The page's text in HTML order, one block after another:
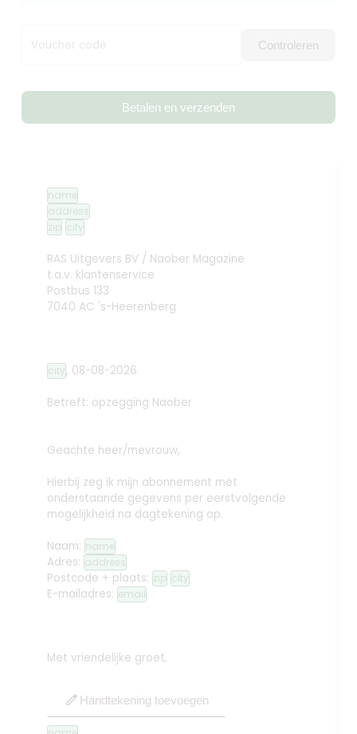
Voucher code Controleren
Betalen en verzenden
name
address
zip city
RAS Uitgevers BV / Naober Magazine
t.a.v. klantenservice
Postbus 133
7040 AC 's-Heerenberg
city, 08-08-2026
Betreft: opzegging Naober
Geachte heer/mevrouw,
Hierbij zeg ik mijn abonnement met
onderstaande gegevens per eerstvolgende
mogelijkheid na dagtekening op.
Naam: name
Adres: address
Postcode + plaats: zip city
E-mailadres: email
Met vriendelijke groet,
edit Handtekening toevoegen